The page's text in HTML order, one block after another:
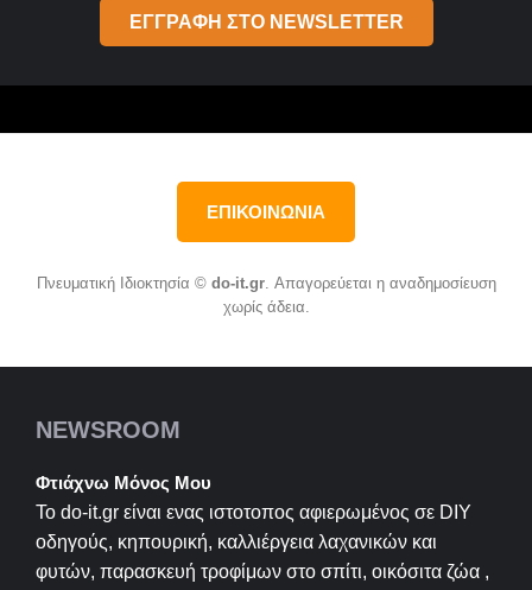
ΕΓΓΡΑΦΗ ΣΤΟ NEWSLETTER
ΕΠΙΚΟΙΝΩΝΙΑ
Πνευματική Ιδιοκτησία © do-it.gr. Απαγορεύεται η αναδημοσίευση
χωρίς άδεια.
NEWSROOM
Φτιάχνω Μόνος Μου
Το do-it.gr είναι ενας ιστοτοπος αφιερωμένος σε DIY
οδηγούς, κηπουρική, καλλιέργεια λαχανικών και
φυτών, παρασκευή τροφίμων στο σπίτι, οικόσιτα ζώα ,